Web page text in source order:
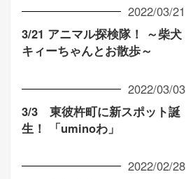
2022/03/21
3/21 アニマル探検隊！ ～柴犬
キィーちゃんとお散歩～
2022/03/03
3/3 東彼杵町に新スポット誕
生！ 「uminoわ」
2022/02/28